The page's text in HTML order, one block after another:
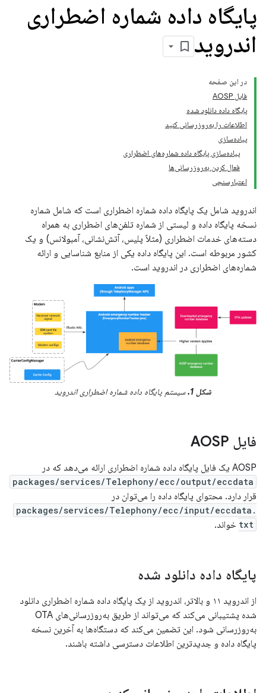
پایگاه داده شماره اضطراری
اندروید
در این صفحه
فایل AOSP
پایگاه داده دانلود شده
اطلاعات را به‌روزرسانی کنید
پیاده‌سازی
پیاده‌سازی پایگاه داده شماره‌های اضطراری
فعال کردن به‌روزرسانی‌ها
اعتبارسنجی
اندروید شامل یک پایگاه داده شماره اضطراری است که شامل شماره
نسخه پایگاه داده و لیستی از شماره تلفن‌های اضطراری به همراه
دسته‌های خدمات اضطراری (مثلاً پلیس، آتش‌نشانی، آمبولانس) و یک
کشور مربوطه است. این پایگاه داده یکی از منابع شناسایی و ارائه
شماره‌های اضطراری در اندروید است.
شکل 1. سیستم پایگاه داده شماره اضطراری اندروید
فایل AOSP
AOSP یک فایل پایگاه داده شماره اضطراری ارائه می‌دهد که در
packages/services/Telephony/ecc/output/eccdata
قرار دارد. محتوای پایگاه داده را می‌توان در
packages/services/Telephony/ecc/input/eccdata.
txt خواند.
پایگاه داده دانلود شده
از اندروید ۱۱ و بالاتر، اندروید از یک پایگاه داده شماره اضطراری دانلود
شده پشتیبانی می‌کند که می‌تواند از طریق به‌روزرسانی‌های OTA
به‌روزرسانی شود. این تضمین می‌کند که دستگاه‌ها به آخرین نسخه
پایگاه داده و جدیدترین اطلاعات دسترسی داشته باشند.